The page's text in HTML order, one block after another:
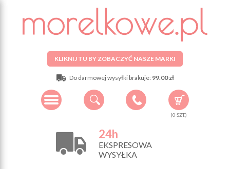
KLIKNIJ TU BY ZOBACZYĆ NASZE MARKI
Do darmowej wysyłki brakuje: 99.00 zł
(0 SZT.)
24h
EKSPRESOWA
WYSYŁKA